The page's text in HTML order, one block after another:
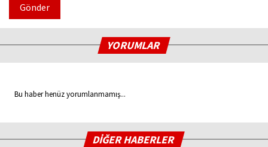
Gönder
YORUMLAR
Bu haber henüz yorumlanmamış...
DİĞER HABERLER